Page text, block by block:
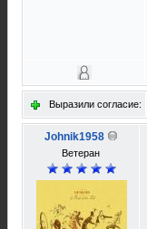
Выразили согласие:
Johnik1958
Ветеран